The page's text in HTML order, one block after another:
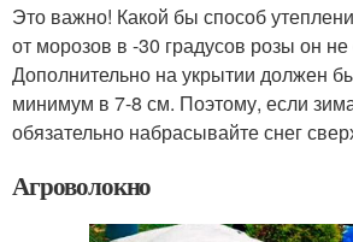
Это важно! Какой бы способ
от морозов в -30 градусов розы он не
Дополнительно на укрытии должен
минимум в 7-8 см. Поэтому, если
обязательно набрасывайте снег
Агроволокно